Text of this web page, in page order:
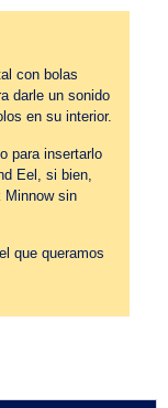
con bolas
darle un sonido
en su interior.
para insertarlo
Eel, si bien,
Minnow sin
que queramos